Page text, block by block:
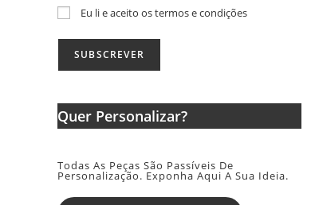
Eu li e aceito os termos e condições
Quer Personalizar?
Todas As Peças São Passíveis De
Personalização. Exponha Aqui A Sua Ideia.